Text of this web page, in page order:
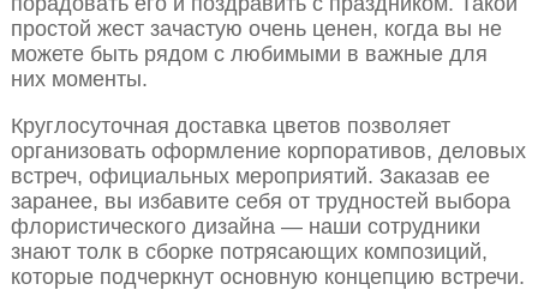
простой жест зачастую очень ценен, когда вы не
можете быть рядом с любимыми в важные для
них моменты.
Круглосуточная доставка цветов позволяет
организовать оформление корпоративов, деловых
встреч, официальных мероприятий. Заказав ее
заранее, вы избавите себя от трудностей выбора
флористического дизайна — наши сотрудники
знают толк в сборке потрясающих композиций,
которые подчеркнут основную концепцию встречи.